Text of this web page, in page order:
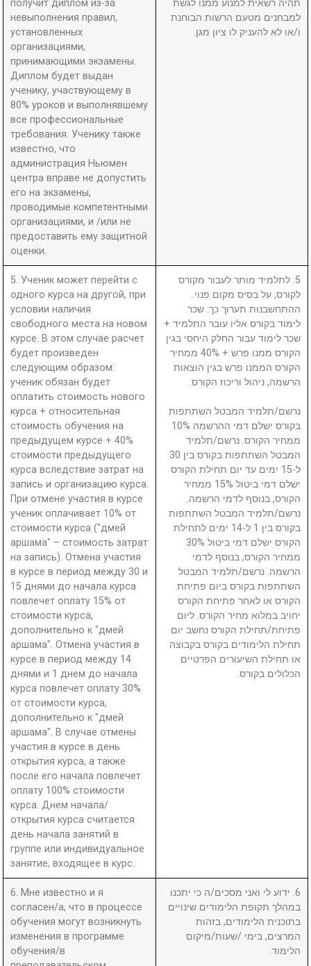
получит диплом из-за
невыполнения правил,
установленных
организациями,
принимающими экзамены.
Диплом будет выдан
ученику, участвующему в
80% уроков и выполнявшему
все профессиональные
требования. Ученику также
известно, что
администрация Ньюмен
центра вправе не допустить
его на экзамены,
проводимые компетентными
организациями, и /или не
предоставить ему защитной
оценки.
תהיה רשאית למנוע ממנו לגשת
למבחנים מטעם הרשות הבוחנת
ו/או לא להעניק לו ציון מגן.
5. Ученик может перейти с
одного курса на другой, при
условии наличия
свободного места на новом
курсе. В этом случае расчет
будет произведен
следующим образом:
ученик обязан будет
оплатить стоимость нового
курса + относительная
стоимость обучения на
предыдущем курсе + 40%
стоимости предыдущего
курса вследствие затрат на
запись и организацию курса.
При отмене участия в курсе
ученик оплачивает 10% от
стоимости курса ("дмей
аршама" – стоимость затрат
на запись). Отмена участия
в курсе в период между 30 и
15 днями до начала курса
повлечет оплату 15% от
стоимости курса,
дополнительно к "дмей
аршама". Отмена участия в
курсе в период между 14
днями и 1 днем до начала
курса повлечет оплату 30%
от стоимости курса,
дополнительно к "дмей
аршама". В случае отмены
участия в курсе в день
открытия курса, а также
после его начала повлечет
оплату 100% стоимости
курса. Днем начала/
открытия курса считается
день начала занятий в
группе или индивидуальное
занятие, входящее в курс.
5. לתלמיד מותר לעבור מקורס
לקורס, על בסיס מקום פנוי.
ההתחשבנות תערוך כך: שכר
לימוד בקורס אליו עובר התלמיד +
שכר לימוד עבור החלק היחסי בגין
הקורס ממנו פרש + 40% ממחיר
הקורס הממנו פרש בגין הוצאות
הרשמה, ניהול וריכוז הקורס.
נרשם/תלמיד המבטל השתתפות
בקורס ישלם דמי ההרשמה 10%
ממחיר הקורס. נרשם/תלמיד
המבטל השתתפות בקורס בין 30
ל-15 ימים עד יום תחילת הקורס
ישלם דמי ביטול 15% ממחיר
הקורס, בנוסף לדמי הרשמה.
נרשם/תלמיד המבטל השתתפות
בקורס בין 1 ל-14 ימים לתחילת
הקורס ישלם דמי ביטול 30%
ממחיר הקורס, בנוסף לדמי
הרשמה. נרשם/תלמיד המבטל
השתתפות בקורס ביום פתיחת
הקורס או לאחר פתיחת הקורס
יחויב במלוא מחיר הקורס. ליום
פתיחת/תחילת הקורס נחשב יום
תחילת הלימודים בקורס בקבוצה
או תחילת השיעורים הפרטיים
הכלולים בקורס.
6. Мне известно и я
согласен/а, что в процессе
обучения могут возникнуть
изменения в программе
обучения/в
6. ידוע לי ואני מסכים/ה כי יתכנו
במהלך תקופת הלימודים שינויים
בתוכנית הלימודים, בזהות
המרצים, בימי /שעות/מיקום
הלימוד.